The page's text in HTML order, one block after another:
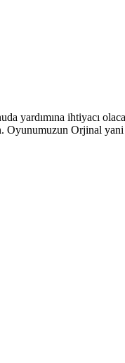
yardımına ihtiyacı
Oyunumuzun Orjinal